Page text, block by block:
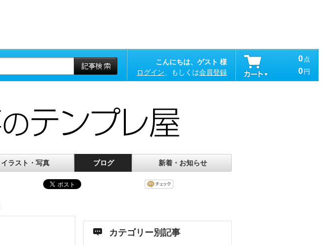
こんにちは、ゲスト 様
ログイン 、もしくは会員登録
0 点
0 円
イラスト・写真 ブログ 新着・お知らせ
カテゴリー別記事